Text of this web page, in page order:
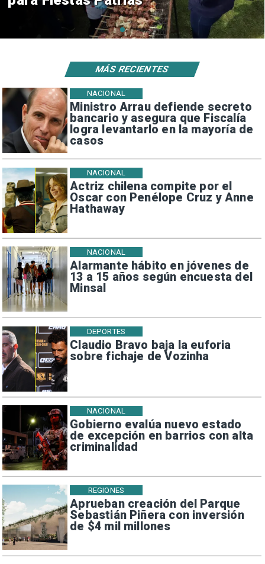
Ministro Arrau defiende secreto
bancario y asegura que Fiscalía
logra levantarlo en la mayoría de
casos
NACIONAL
Actriz chilena compite por el
Oscar con Penélope Cruz y Anne
Hathaway
NACIONAL
Alarmante hábito en jóvenes de
13 a 15 años según encuesta del
Minsal
NACIONAL
Claudio Bravo baja la euforia
sobre fichaje de Vozinha
DEPORTES
Gobierno evalúa nuevo estado
de excepción en barrios con alta
criminalidad
NACIONAL
Aprueban creación del Parque
Sebastián Piñera con inversión
de $4 mil millones
REGIONES
MÁS RECIENTES